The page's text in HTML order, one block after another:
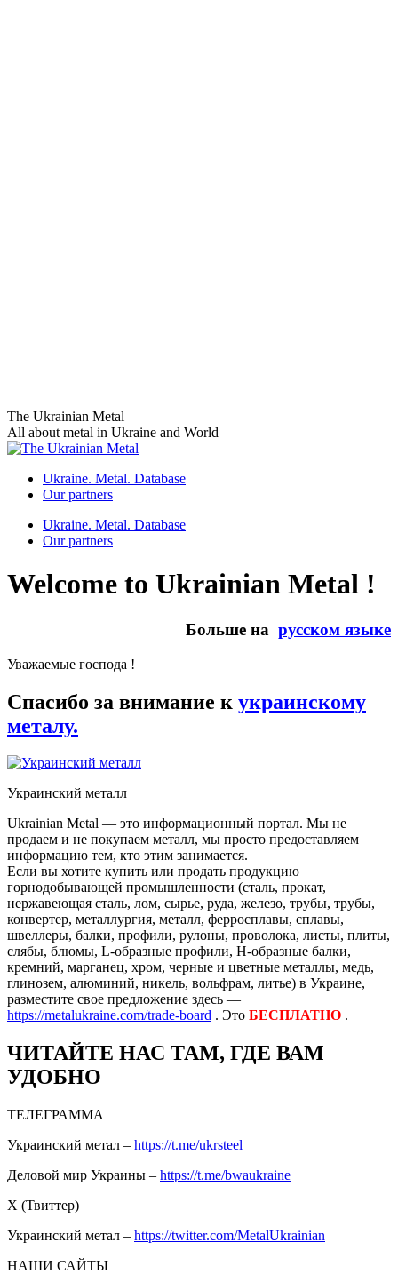
Skip
to
content
The Ukrainian Metal
All about metal in Ukraine and World
Ukraine. Metal. Database
Our partners
Ukraine. Metal. Database
Our partners
Welcome to Ukrainian Metal !
Больше на русском языке
Уважаемые господа !
Спасибо за внимание к украинскому
металу.
Украинский металл
Ukrainian Metal — это информационный портал. Мы не
продаем и не покупаем металл, мы просто предоставляем
информацию тем, кто этим занимается.
Если вы хотите купить или продать продукцию
горнодобывающей промышленности (сталь, прокат,
нержавеющая сталь, лом, сырье, руда, железо, трубы, трубы,
конвертер, металлургия, металл, ферросплавы, сплавы,
швеллеры, балки, профили, рулоны, проволока, листы, плиты,
слябы, блюмы, L-образные профили, H-образные балки,
кремний, марганец, хром, черные и цветные металлы, медь,
глинозем, алюминий, никель, вольфрам, литье) в Украине,
разместите свое предложение здесь —
https://metalukraine.com/trade-board . Это БЕСПЛАТНО .
ЧИТАЙТЕ НАС ТАМ, ГДЕ ВАМ
УДОБНО
ТЕЛЕГРАММА
Украинский метал – https://t.me/ukrsteel
Деловой мир Украины – https://t.me/bwaukraine
Х (Твиттер)
Украинский метал – https://twitter.com/MetalUkrainian
НАШИ САЙТЫ